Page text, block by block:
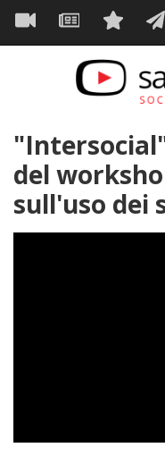
Salta
contenuto
Navigazione
principale
del
sull'uso dei